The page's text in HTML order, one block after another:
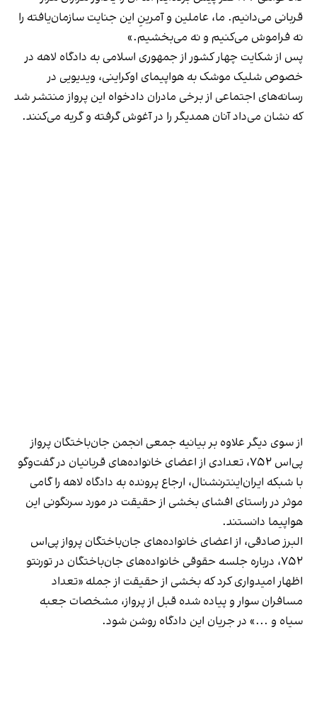
قربانی می‌دانیم. ما، عاملین و آمرینِ این جنایت سازمان‌یافته را
نه فراموش می‌کنیم و نه می‌بخشیم.»
پس از شکایت چهار کشور از جمهوری اسلامی به دادگاه لاهه در
خصوص شلیک موشک به هواپیمای اوکراینی، ویدیویی در
رسانه‌های اجتماعی از برخی مادران دادخواه این پرواز منتشر شد
که نشان می‌داد آنان همدیگر را در آغوش گرفته و گریه می‌کنند.
از سوی دیگر علاوه بر بیانیه جمعی انجمن جان‌باختگان پرواز
پی‌اس ۷۵۲، تعدادی از اعضای خانواده‌های قربانیان در گفت‌وگو
با شبکه ایران‌اینترنشنال، ارجاع پرونده به دادگاه لاهه را گامی
موثر در راستای افشای بخشی از حقیقت در مورد سرنگونی این
هواپیما دانستند.
البرز صادقی، از اعضای خانواده‌های جان‌باختگان پرواز پی‌اس
۷۵۲، درباره جلسه حقوقی خانواده‌های جان‌باختگان در تورنتو
اظهار امیدواری کرد که بخشی از حقیقت از جمله «تعداد
مسافران سوار و پیاده شده قبل از پرواز، مشخصات جعبه
سیاه و ...» در جریان این دادگاه روشن شود.